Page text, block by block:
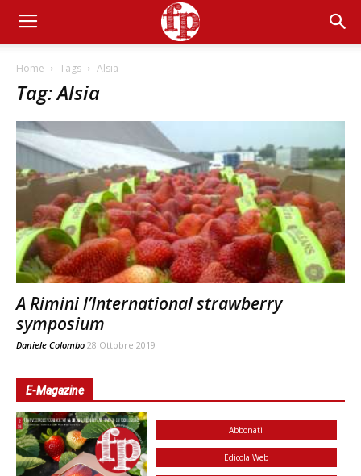
Home Tags Alsia
Tag: Alsia
A Rimini l’International strawberry
symposium
Daniele Colombo 28 Ottobre 2019
E-Magazine
Abbonati
Edicola Web